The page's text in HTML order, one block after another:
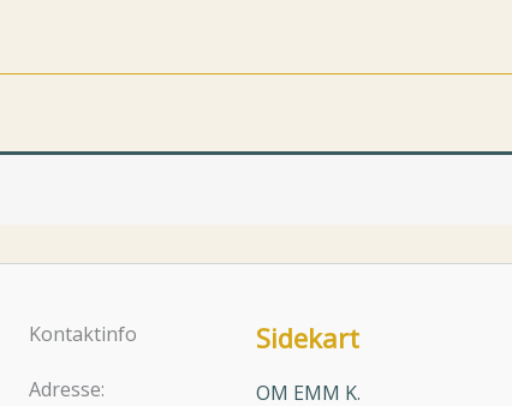
Kontaktinfo
Adresse:
Sidekart
OM EMM K.